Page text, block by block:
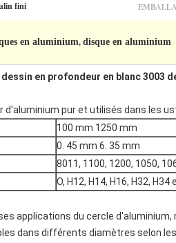
fini
en aluminium, disque en aluminium
dessin en profondeur en blanc
d'aluminium pur et utilisés dans les
100 mm 1250 mm
0. 45 mm 6. 35 mm
8011, 1100, 1200, 1050,
O, H12, H14, H16, H32,
applications du cercle
dans différents diamètres selon